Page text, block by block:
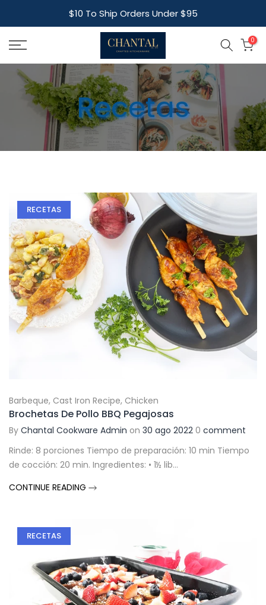
to
content
$10 To Ship Orders Under $95
0
Recetas
RECETAS
Barbeque, Cast Iron Recipe, Chicken
Brochetas De Pollo BBQ Pegajosas
By Chantal Cookware Admin on 30 ago 2022 0 comment
Rinde: 8 porciones Tiempo de preparación: 10 min Tiempo
de cocción: 20 min. Ingredientes: • 1½ lib...
CONTINUE READING
RECETAS